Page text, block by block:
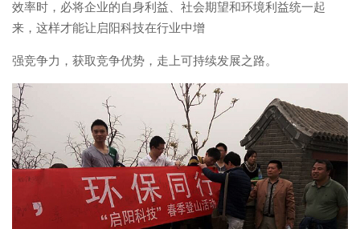
效率时，必将企业的自身利益、社会期望和环境利益统一起
来，这样才能让启阳科技在行业中增
强竞争力，获取竞争优势，走上可持续发展之路。